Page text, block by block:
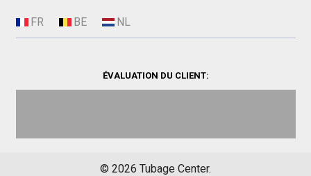
ÉVALUATION DU CLIENT:
© 2026 Tubage Center.